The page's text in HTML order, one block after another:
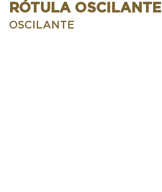
RÓTULA OSCILANTE
OSCILANTE